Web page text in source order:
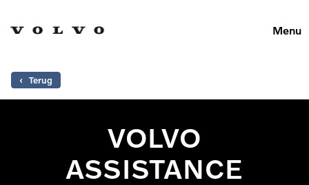
Menu
‹ Terug
VOLVO
ASSISTANCE